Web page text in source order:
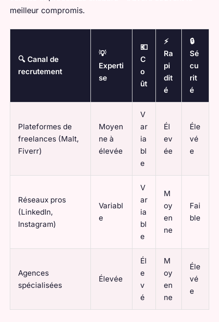
meilleur compromis.
🔍 Canal de
recrutement
💡
Experti
se
💶
C
o
ût
⚡
Ra
pi
dit
é
🔒
Sé
cu
rit
é
Plateformes de
freelances (Malt,
Fiverr)
Moyen
ne à
élevée
V
ar
ia
bl
e
Él
ev
ée
Éle
vé
e
Réseaux pros
(LinkedIn,
Instagram)
Variabl
e
V
ar
ia
bl
e
M
oy
en
ne
Fai
ble
Agences
spécialisées
Élevée
Él
e
v
é
M
oy
en
ne
Éle
vé
e